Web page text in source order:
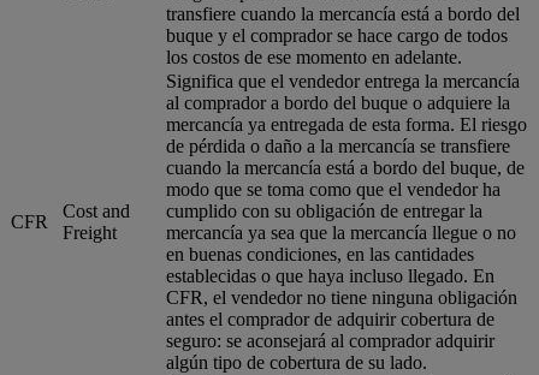
transfiere cuando la mercancía está a bordo del
buque y el comprador se hace cargo de todos
los costos de ese momento en adelante.
CFR
Cost and
Freight
Significa que el vendedor entrega la mercancía
al comprador a bordo del buque o adquiere la
mercancía ya entregada de esta forma. El riesgo
de pérdida o daño a la mercancía se transfiere
cuando la mercancía está a bordo del buque, de
modo que se toma como que el vendedor ha
cumplido con su obligación de entregar la
mercancía ya sea que la mercancía llegue o no
en buenas condiciones, en las cantidades
establecidas o que haya incluso llegado. En
CFR, el vendedor no tiene ninguna obligación
antes el comprador de adquirir cobertura de
seguro: se aconsejará al comprador adquirir
algún tipo de cobertura de su lado.